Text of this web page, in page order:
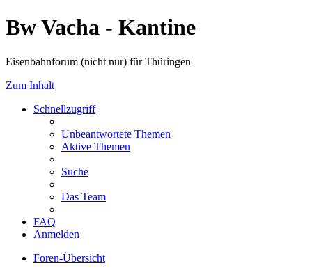
Bw Vacha - Kantine
Eisenbahnforum (nicht nur) für Thüringen
Zum Inhalt
Schnellzugriff
Unbeantwortete Themen
Aktive Themen
Suche
Das Team
FAQ
Anmelden
Foren-Übersicht